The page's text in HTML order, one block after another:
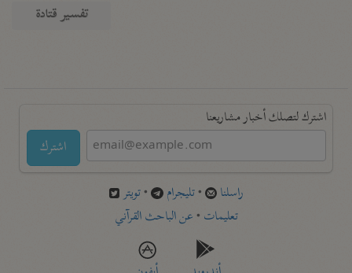
تفسير قتادة
اشترك لتصلك أخبار مشاريعنا
اشترك
راسلنا •تليجرام •تويتر
تعليمات •عن الباحث القرآني